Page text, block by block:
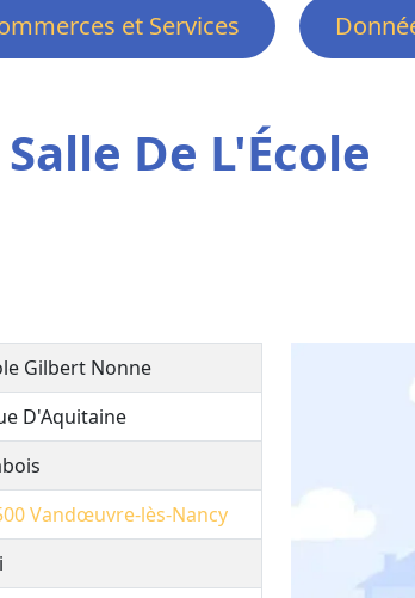
et Services
De L'École
Gilbert Nonne
D'Aquitaine
Vandœuvre-lès-Nancy